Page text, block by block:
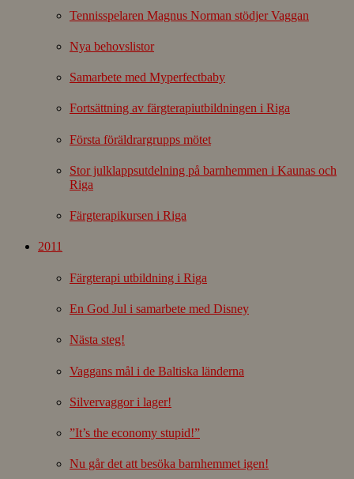
Tennisspelaren Magnus Norman stödjer Vaggan
Nya behovslistor
Samarbete med Myperfectbaby
Fortsättning av färgterapiutbildningen i Riga
Första föräldrargrupps mötet
Stor julklappsutdelning på barnhemmen i Kaunas och
Riga
Färgterapikursen i Riga
2011
Färgterapi utbildning i Riga
En God Jul i samarbete med Disney
Nästa steg!
Vaggans mål i de Baltiska länderna
Silvervaggor i lager!
”It’s the economy stupid!”
Nu går det att besöka barnhemmet igen!